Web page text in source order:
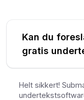
Kan du
gratis
Helt sikkert!